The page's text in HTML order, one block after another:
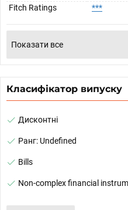
Fitch Ratings ***
Показати все
Класифікатор випуску
Дисконтні
Ранг: Undefined
Bills
Non-complex financial